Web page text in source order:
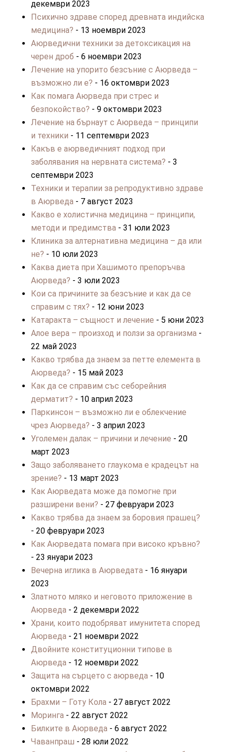
декември 2023
Психично здраве според древната индийска
медицина? - 13 ноември 2023
Аюрведични техники за детоксикация на
черен дроб - 6 ноември 2023
Лечение на упорито безсъние с Аюрведа –
възможно ли е? - 16 октомври 2023
Как помага Аюрведа при стрес и
безпокойство? - 9 октомври 2023
Лечение на бърнаут с Аюрведа – принципи
и техники - 11 септември 2023
Какъв е аюрведичният подход при
заболявания на нервната система? - 3
септември 2023
Техники и терапии за репродуктивно здраве
в Аюрведа- 7 август 2023
Какво е холистична медицина – принципи,
методи и предимства- 31 юли 2023
Клиника за алтернативна медицина – да или
не? - 10 юли 2023
Каква диета при Хашимото препоръчва
Аюрведа? - 3 юли 2023
Кои са причините за безсъние и как да се
справим с тях? - 12 юни 2023
Катаракта – същност и лечение - 5 юни 2023
Алое вера – произход и ползи за организма-
22 май 2023
Какво трябва да знаем за петте елемента в
Аюрведа? - 15 май 2023
Как да се справим със себорейния
дерматит? - 10 април 2023
Паркинсон – възможно ли е облекчение
чрез Аюрведа? - 3 април 2023
Уголемен далак – причини и лечение - 20
март 2023
Защо заболяването глаукома е крадецът на
зрение? - 13 март 2023
Как Аюрведата може да помогне при
разширени вени? - 27 февруари 2023
Какво трябва да знаем за боровия прашец?
- 20 февруари 2023
Как Аюрведата помага при високо кръвно?
- 23 януари 2023
Вечерна иглика в Аюрведата- 16 януари
2023
Златното мляко и неговото приложение в
Аюрведа- 2 декември 2022
Храни, които подобряват имунитета според
Аюрведа- 21 ноември 2022
Двойните конституционни типове в
Аюрведа- 12 ноември 2022
Защита на сърцето с аюрведа- 10
октомври 2022
Брахми – Готу Кола- 27 август 2022
Моринга- 22 август 2022
Билките в Аюрведа- 6 август 2022
Чаванпраш - 28 юли 2022